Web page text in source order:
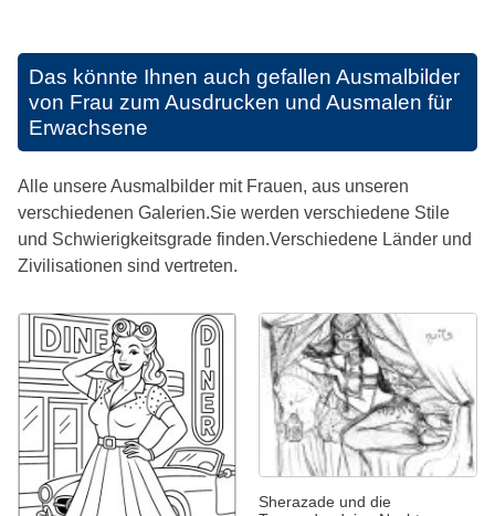
Das könnte Ihnen auch gefallen Ausmalbilder
von Frau zum Ausdrucken und Ausmalen für
Erwachsene
Alle unsere Ausmalbilder mit Frauen, aus unseren
verschiedenen Galerien.Sie werden verschiedene Stile
und Schwierigkeitsgrade finden.Verschiedene Länder und
Zivilisationen sind vertreten.
Sherazade und die